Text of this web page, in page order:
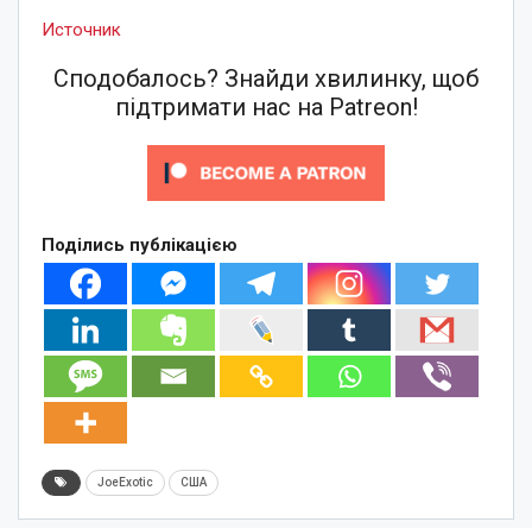
Источник
Сподобалось? Знайди хвилинку, щоб
підтримати нас на Patreon!
Поділись публікацією
JoeExotic США